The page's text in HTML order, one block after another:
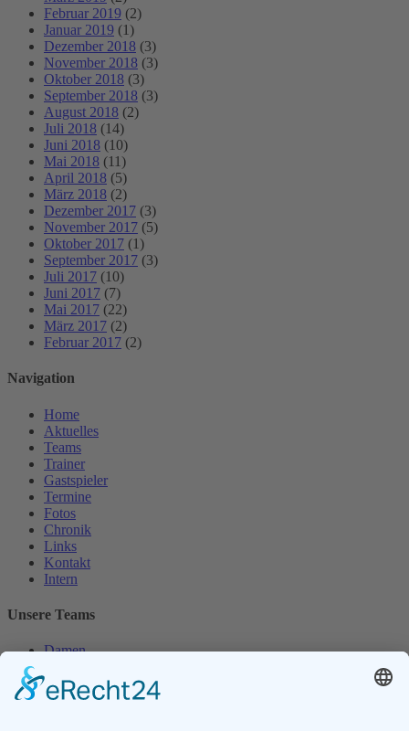
Februar 2019 (2)
Januar 2019 (1)
Dezember 2018 (3)
November 2018 (3)
Oktober 2018 (3)
September 2018 (3)
August 2018 (2)
Juli 2018 (14)
Juni 2018 (10)
Mai 2018 (11)
April 2018 (5)
März 2018 (2)
Dezember 2017 (3)
November 2017 (5)
Oktober 2017 (1)
September 2017 (3)
Juli 2017 (10)
Juni 2017 (7)
Mai 2017 (22)
März 2017 (2)
Februar 2017 (2)
Navigation
Home
Aktuelles
Teams
Trainer
Gastspieler
Termine
Fotos
Chronik
Links
Kontakt
Intern
Unsere Teams
Damen
Herren
Herren 30